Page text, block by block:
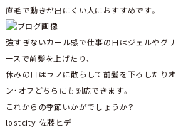
直毛で動きが出にくい人におすすめです。
強すぎないカール感で仕事の日はジェルやグリ
ースで前髪を上げたり、
休みの日はラフに散らして前髪を下ろしたりオ
ン・オフどちらにも対応できます。
これからの季節いかがでしょうか？
lostcity 佐藤ヒデ